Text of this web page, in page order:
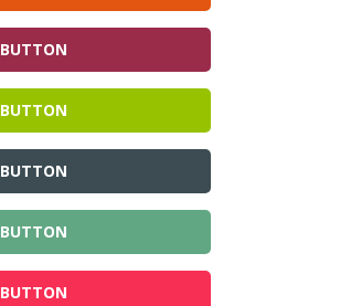
BUTTON
BUTTON
BUTTON
BUTTON
BUTTON